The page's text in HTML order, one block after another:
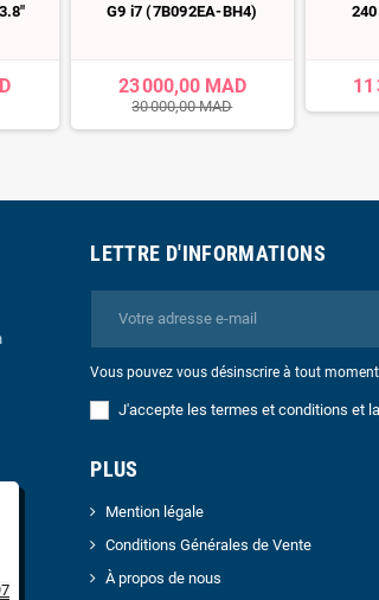
G9 i7 (7B092EA-BH4)
23 000,00 MAD
30 000,00 MAD
11
LETTRE D'INFORMATIONS
Vous pouvez vous désinscrire à tout
J'accepte les termes et conditions et
PLUS
Mention légale
Conditions Générales de Vente
À propos de nous